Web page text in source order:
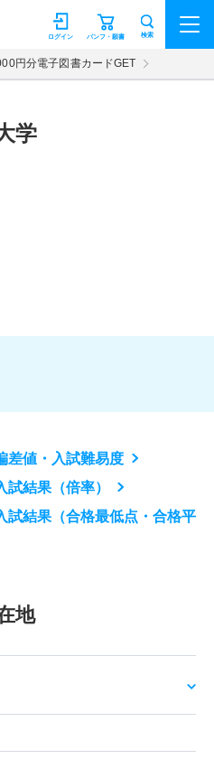
パンフ・願書
ログイン 検索
円分電子図書カードGET
学
差値・入試難易度
結果（倍率）
試結果（合格最低点・合格平
地